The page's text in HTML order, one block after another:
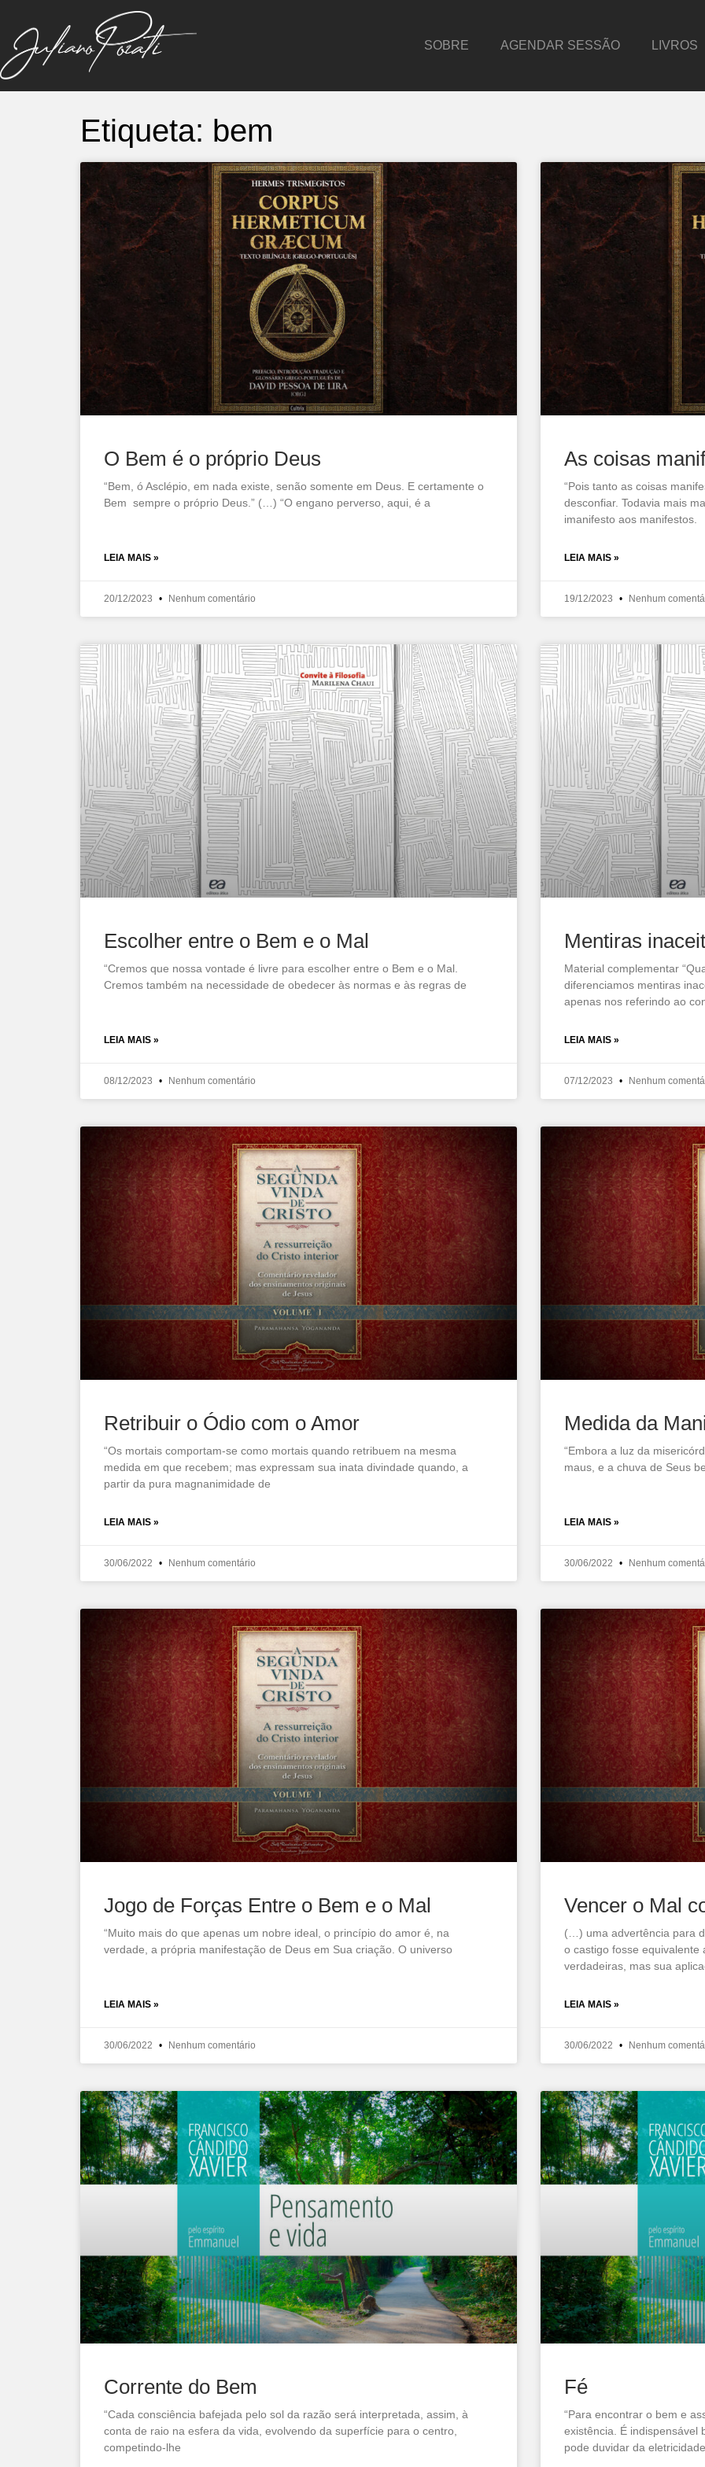
SOBRE AGENDAR SESSÃO LIVROS
Etiqueta: bem
O Bem é o próprio Deus
“Bem, ó Asclépio, em nada existe, senão somente em Deus. E certamente o
Bem sempre o próprio Deus.” (…) “O engano perverso, aqui, é a
LEIA MAIS »
20/12/2023 Nenhum comentário
As coisas
“Pois tanto as coisas
desconfiar. Todavia mais
imanifesto aos manifestos.
LEIA MAIS »
19/12/2023 Nenhum
Escolher entre o Bem e o Mal
“Cremos que nossa vontade é livre para escolher entre o Bem e o Mal.
Cremos também na necessidade de obedecer às normas e às regras de
LEIA MAIS »
08/12/2023 Nenhum comentário
Mentiras
Material complementar
diferenciamos mentiras
apenas nos referindo ao
LEIA MAIS »
07/12/2023 Nenhum
Retribuir o Ódio com o Amor
“Os mortais comportam-se como mortais quando retribuem na mesma
medida em que recebem; mas expressam sua inata divindade quando, a
partir da pura magnanimidade de
LEIA MAIS »
30/06/2022 Nenhum comentário
Medida da
“Embora a luz da
maus, e a chuva de Seus
LEIA MAIS »
30/06/2022 Nenhum
Jogo de Forças Entre o Bem e o Mal
“Muito mais do que apenas um nobre ideal, o princípio do amor é, na
verdade, a própria manifestação de Deus em Sua criação. O universo
LEIA MAIS »
30/06/2022 Nenhum comentário
Vencer o Mal
(…) uma advertência para
o castigo fosse equivalente
verdadeiras, mas sua
LEIA MAIS »
30/06/2022 Nenhum
Corrente do Bem
“Cada consciência bafejada pelo sol da razão será interpretada, assim, à
conta de raio na esfera da vida, evolvendo da superfície para o centro,
competindo-lhe
Fé
“Para encontrar o bem e
existência. É indispensável
pode duvidar da